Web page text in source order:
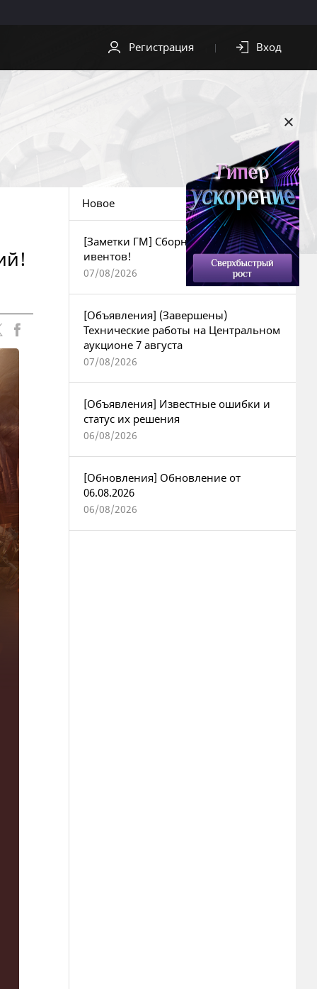
Обои
безопасности
Регистрация Вход
Новое
[Заметки ГМ] Сборник текущих
ивентов!
07/08/2026
[Объявления] (Завершены)
Технические работы на Центральном
аукционе 7 августа
07/08/2026
[Объявления] Известные ошибки и
статус их решения
06/08/2026
[Обновления] Обновление от
06.08.2026
06/08/2026